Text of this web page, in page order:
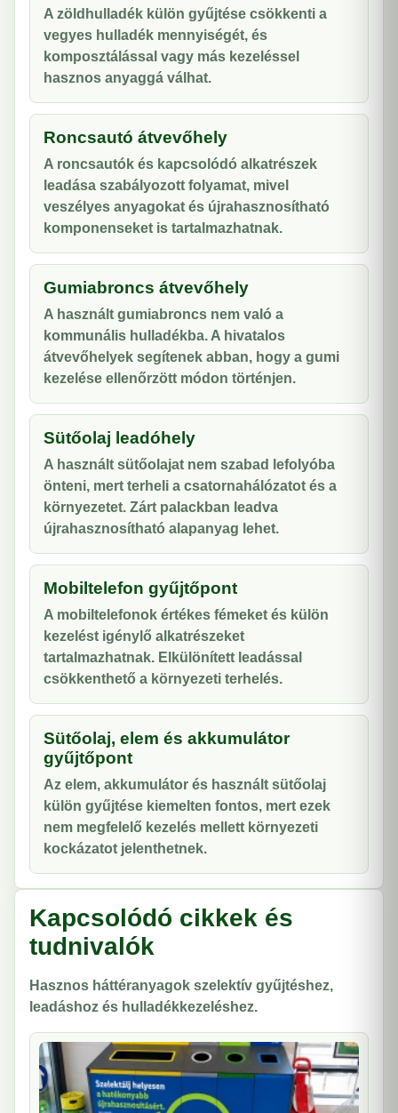
A zöldhulladék külön gyűjtése csökkenti a
vegyes hulladék mennyiségét, és
komposztálással vagy más kezeléssel
hasznos anyaggá válhat.
Roncsautó átvevőhely
A roncsautók és kapcsolódó alkatrészek
leadása szabályozott folyamat, mivel
veszélyes anyagokat és újrahasznosítható
komponenseket is tartalmazhatnak.
Gumiabroncs átvevőhely
A használt gumiabroncs nem való a
kommunális hulladékba. A hivatalos
átvevőhelyek segítenek abban, hogy a gumi
kezelése ellenőrzött módon történjen.
Sütőolaj leadóhely
A használt sütőolajat nem szabad lefolyóba
önteni, mert terheli a csatornahálózatot és a
környezetet. Zárt palackban leadva
újrahasznosítható alapanyag lehet.
Mobiltelefon gyűjtőpont
A mobiltelefonok értékes fémeket és külön
kezelést igénylő alkatrészeket
tartalmazhatnak. Elkülönített leadással
csökkenthető a környezeti terhelés.
Sütőolaj, elem és akkumulátor
gyűjtőpont
Az elem, akkumulátor és használt sütőolaj
külön gyűjtése kiemelten fontos, mert ezek
nem megfelelő kezelés mellett környezeti
kockázatot jelenthetnek.
Kapcsolódó cikkek és
tudnivalók
Hasznos háttéranyagok szelektív gyűjtéshez,
leadáshoz és hulladékkezeléshez.